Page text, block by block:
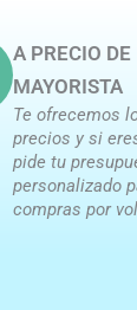
A PRECIO DE
MAYORISTA
Te ofrecemos
precios y si
pide tu
personalizado
compras por